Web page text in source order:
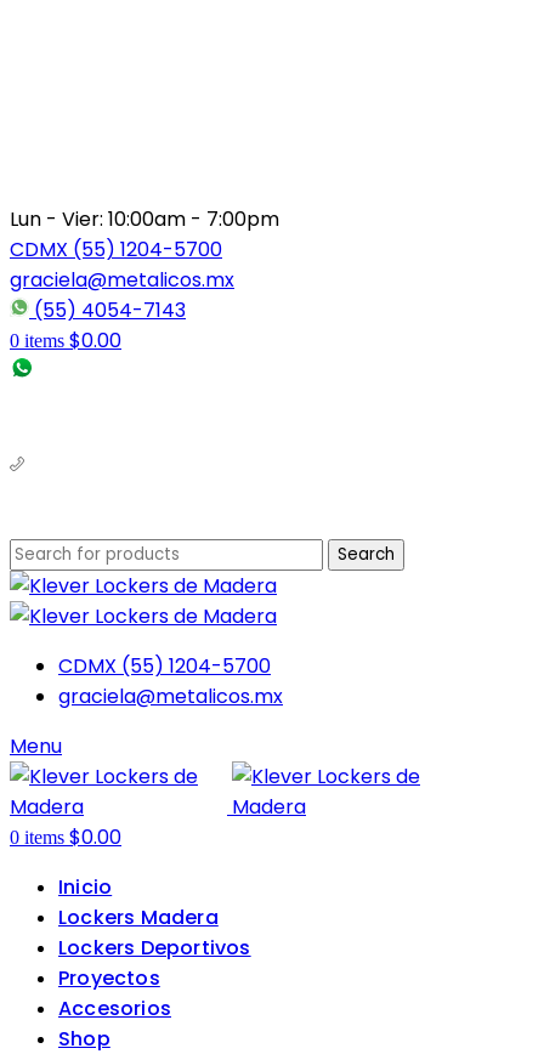
Lun - Vier: 10:00am - 7:00pm
CDMX (55) 1204-5700
graciela@metalicos.mx
(55) 4054-7143
0 items $0.00
Search
CDMX (55) 1204-5700
graciela@metalicos.mx
Menu
0 items $0.00
Inicio
Lockers Madera
Lockers Deportivos
Proyectos
Accesorios
Shop